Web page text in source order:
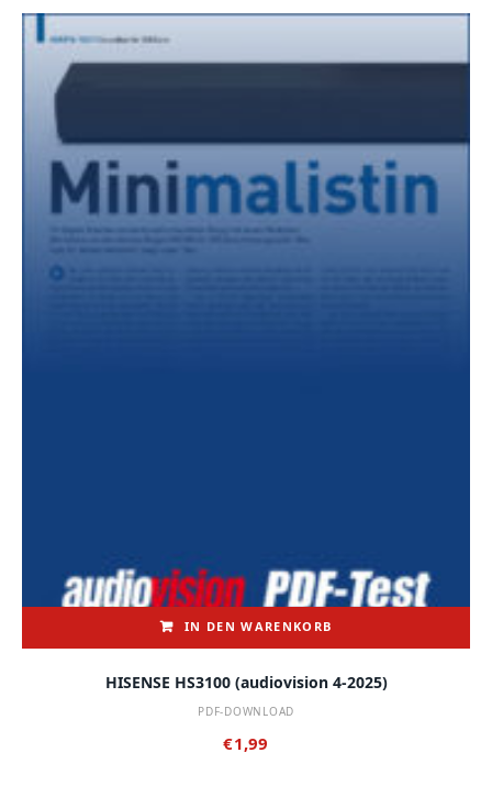
IN DEN WARENKORB
HISENSE HS3100 (audiovision 4-2025)
PDF-DOWNLOAD
€1,99